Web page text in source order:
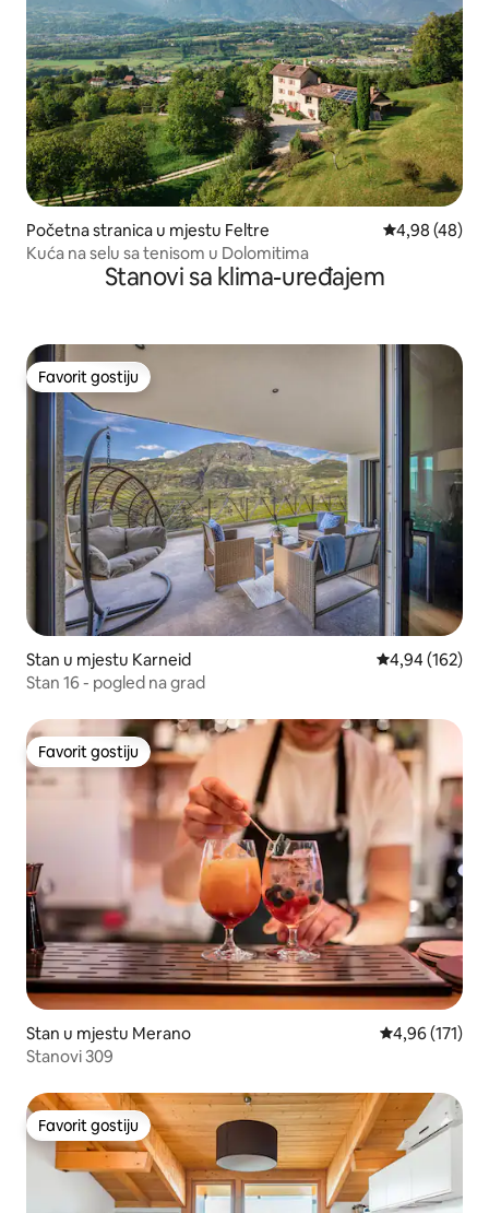
Početna stranica u mjestu Feltre prosječna
4,98 (48)
Kuća na selu sa tenisom u Dolomitima
Stanovi sa klima-uređajem
Favorit gostiju
Favorit gostiju
Stan u mjestu Karneid prosječna
4,94 (162)
Stan 16 - pogled na grad
Favorit gostiju
Favorit gostiju
Stan u mjestu Merano prosječna
4,96 (171)
Stanovi 309
Favorit gostiju
Favorit gostiju